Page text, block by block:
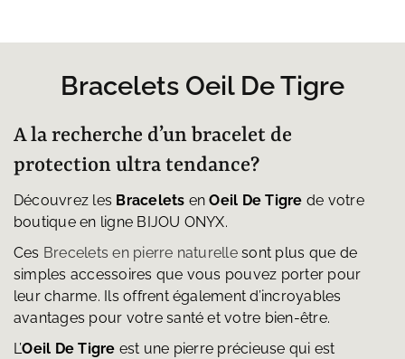
Bracelets Oeil De Tigre
A la recherche d’un bracelet de
protection ultra tendance?
Découvrez les Bracelets en Oeil De Tigre de votre
boutique en ligne BIJOU ONYX.
Ces Brecelets en pierre naturellesont plus que de
simples accessoires que vous pouvez porter pour
leur charme. Ils offrent également d’incroyables
avantages pour votre santé et votre bien-être.
L’Oeil De Tigre est une pierre précieuse qui est